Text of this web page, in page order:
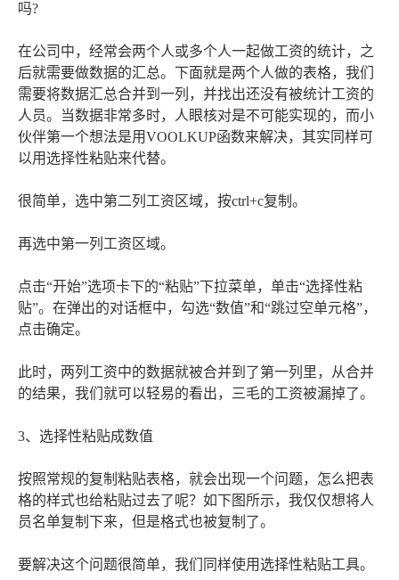
吗?
在公司中，经常会两个人或多个人一起做工资的统计，之
后就需要做数据的汇总。下面就是两个人做的表格，我们
需要将数据汇总合并到一列，并找出还没有被统计工资的
人员。当数据非常多时，人眼核对是不可能实现的，而小
伙伴第一个想法是用VOOLKUP函数来解决，其实同样可
以用选择性粘贴来代替。
很简单，选中第二列工资区域，按ctrl+c复制。
再选中第一列工资区域。
点击“开始”选项卡下的“粘贴”下拉菜单，单击“选择性粘
贴”。在弹出的对话框中，勾选“数值”和“跳过空单元格”，
点击确定。
此时，两列工资中的数据就被合并到了第一列里，从合并
的结果，我们就可以轻易的看出，三毛的工资被漏掉了。
3、选择性粘贴成数值
按照常规的复制粘贴表格，就会出现一个问题，怎么把表
格的样式也给粘贴过去了呢？如下图所示，我仅仅想将人
员名单复制下来，但是格式也被复制了。
要解决这个问题很简单，我们同样使用选择性粘贴工具。